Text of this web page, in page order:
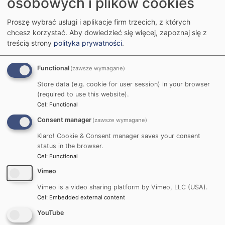
12. Czy dokumenty mogę przekazywać do
dziekanatu w formie elektronicznej?
13. Czy mogę nadal mieszkać w domu
studenckim?
14. Czy mogę korzystać z infrastruktury
badawczej na potrzeby realizacji pracy
dyplomowej?
15. Co w sytuacji, kiedy stwierdzono u mnie
zarażenie koronawirusem, mam objawy
charakterystyczne dla COVID-19, miałem
kontakt z kimś, kto jest zarażony lub ma
objawy zarażenia?
Proszę wybrać usługi i aplikacje firm trzecich, z których
chcesz korzystać. Aby dowiedzieć się więcej, zapoznaj się z
treścią strony polityka prywatności.
Functional (zawsze wymagane)
Store data (e.g. cookie for user session) in your browser
(required to use this website).
Cel: Functional
Consent manager (zawsze wymagane)
Klaro! Cookie & Consent manager saves your consent
status in the browser.
Cel: Functional
Vimeo
Vimeo is a video sharing platform by Vimeo, LLC (USA).
Cel: Embedded external content
YouTube